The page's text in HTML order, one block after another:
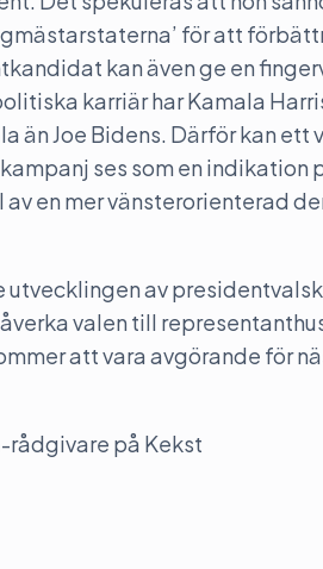
för att
kan även ge en
karriär har Kamala
än Joe Bidens. Därför kan ett
ses som en indikation
en mer vänsterorienterad
utvecklingen av
valen till
att vara avgörande för
rådgivare på Kekst